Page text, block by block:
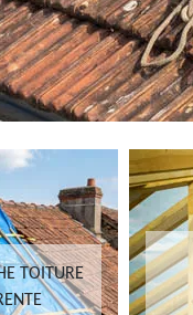
TOITURE